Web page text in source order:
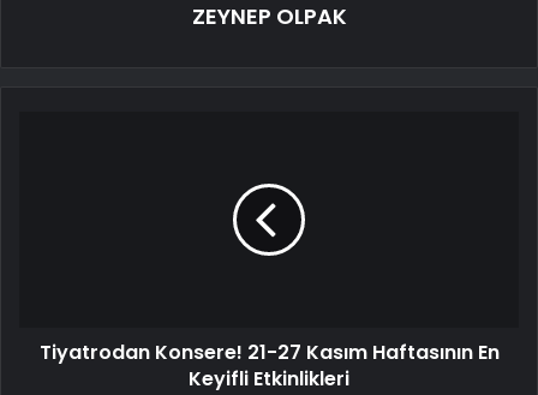
ZEYNEP OLPAK
Tiyatrodan Konsere! 21-27 Kasım Haftasının En
Keyifli Etkinlikleri